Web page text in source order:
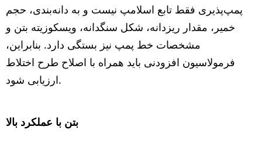
پمپ‌پذیری فقط تابع اسلامپ نیست و به دانه‌بندی، حجم
خمیر، مقدار ریزدانه، شکل سنگدانه، ویسکوزیته بتن و
مشخصات خط پمپ نیز بستگی دارد. بنابراین،
فرمولاسیون افزودنی باید همراه با اصلاح طرح اختلاط
ارزیابی شود.
بتن با عملکرد بالا